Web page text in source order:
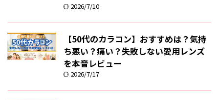
2026/7/10
【50代のカラコン】おすすめは？気持
ち悪い？痛い？失敗しない愛用レンズ
を本音レビュー
2026/7/17